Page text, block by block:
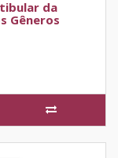
Gêneros